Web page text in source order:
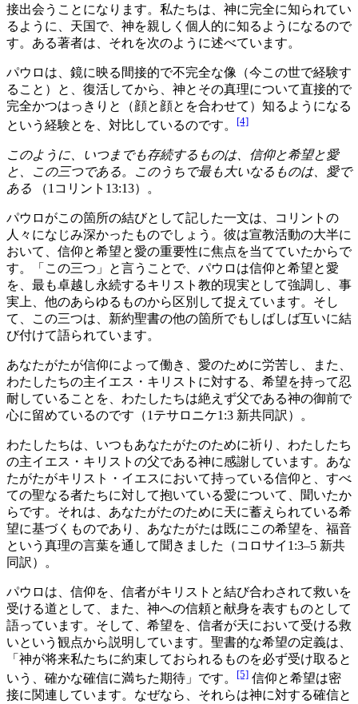
接出会うことになります。私たちは、神に完全に知られてい
るように、天国で、神を親しく個人的に知るようになるので
す。ある著者は、それを次のように述べています。
パウロは、鏡に映る間接的で不完全な像（今この世で経験す
ること）と、復活してから、神とその真理について直接的で
完全かつはっきりと（顔と顔とを合わせて）知るようになる
という経験とを、対比しているのです。
[4]
このように、いつまでも存続するものは、信仰と希望と愛
と、この三つである。このうちで最も大いなるものは、愛で
ある （1コリント13:13）。
パウロがこの箇所の結びとして記した一文は、コリントの
人々になじみ深かったものでしょう。彼は宣教活動の大半に
おいて、信仰と希望と愛の重要性に焦点を当てていたからで
す。「この三つ」と言うことで、パウロは信仰と希望と愛
を、最も卓越し永続するキリスト教的現実として強調し、事
実上、他のあらゆるものから区別して捉えています。そし
て、この三つは、新約聖書の他の箇所でもしばしば互いに結
び付けて語られています。
あなたがたが信仰によって働き、愛のために労苦し、また、
わたしたちの主イエス・キリストに対する、希望を持って忍
耐していることを、わたしたちは絶えず父である神の御前で
心に留めているのです（1テサロニケ1:3 新共同訳）。
わたしたちは、いつもあなたがたのために祈り、わたしたち
の主イエス・キリストの父である神に感謝しています。あな
たがたがキリスト・イエスにおいて持っている信仰と、すべ
ての聖なる者たちに対して抱いている愛について、聞いたか
らです。それは、あなたがたのために天に蓄えられている希
望に基づくものであり、あなたがたは既にこの希望を、福音
という真理の言葉を通して聞きました（コロサイ1:3–5 新共
同訳）。
パウロは、信仰を、信者がキリストと結び合わされて救いを
受ける道として、また、神への信頼と献身を表すものとして
語っています。そして、希望を、信者が天において受ける救
いという観点から説明しています。聖書的な希望の定義は、
「神が将来私たちに約束しておられるものを必ず受け取ると
いう、確かな確信に満ちた期待」です。
[5] 信仰と希望は密
接に関連しています。なぜなら、それらは神に対する確信と